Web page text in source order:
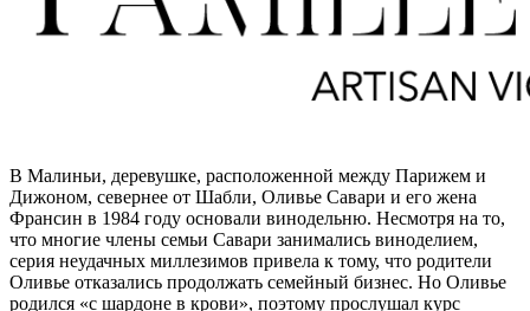
В Малиньи, деревушке, расположенной между Парижем и
Дижоном, севернее от Шабли, Оливье Савари и его жена
Франсин в 1984 году основали винодельню. Несмотря на то,
что многие члены семьи Савари занимались виноделием,
серия неудачных миллезимов привела к тому, что родители
Оливье отказались продолжать семейный бизнес. Но Оливье
родился «с шардоне в крови», поэтому прослушал курс